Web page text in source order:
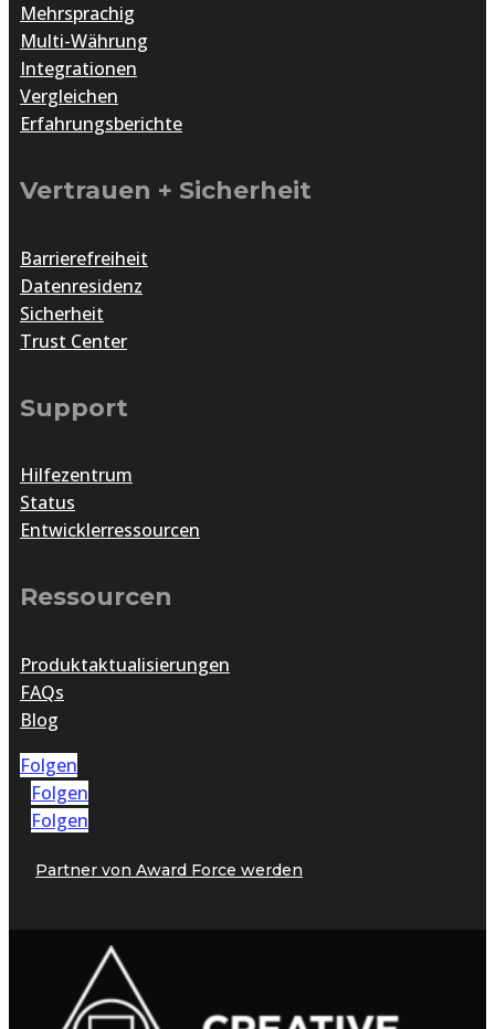
Mehrsprachig
Multi-Währung
Integrationen
Vergleichen
Erfahrungsberichte
Vertrauen + Sicherheit
Barrierefreiheit
Datenresidenz
Sicherheit
Trust Center
Support
Hilfezentrum
Status
Entwicklerressourcen
Ressourcen
Produktaktualisierungen
FAQs
Blog
Folgen
Folgen
Folgen
Partner von Award Force werden